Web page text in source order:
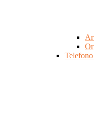
Telefono